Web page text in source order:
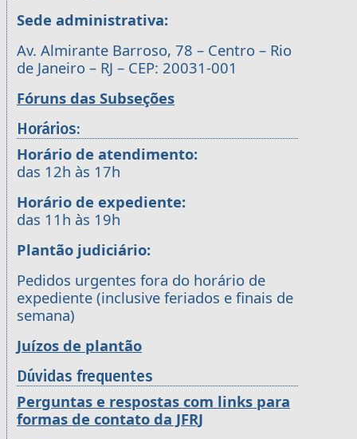
Sede administrativa:
Av. Almirante Barroso, 78 – Centro – Rio
de Janeiro – RJ – CEP: 20031-001
Fóruns das Subseções
Horários:
Horário de atendimento:
das 12h às 17h
Horário de expediente:
das 11h às 19h
Plantão judiciário:
Pedidos urgentes fora do horário de
expediente (inclusive feriados e finais de
semana)
Juízos de plantão
Dúvidas frequentes
Perguntas e respostas com links para
formas de contato da JFRJ